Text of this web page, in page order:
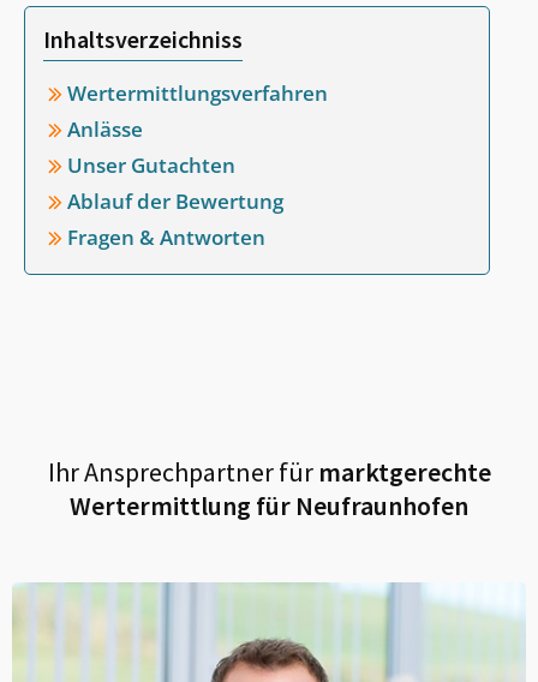
Inhaltsverzeichniss
Wertermittlungsverfahren
Anlässe
Unser Gutachten
Ablauf der Bewertung
Fragen & Antworten
Ihr Ansprechpartner fürmarktgerechte
Wertermittlung für Neufraunhofen